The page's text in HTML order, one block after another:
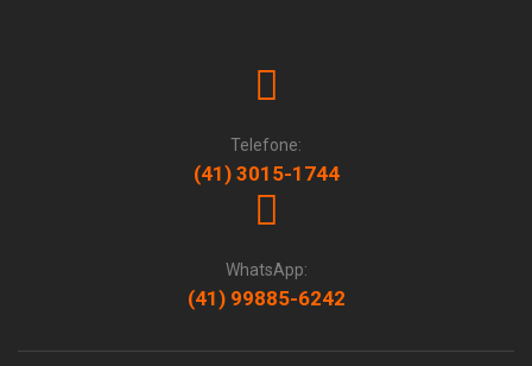
Telefone:
(41) 3015-1744
WhatsApp:
(41) 99885-6242